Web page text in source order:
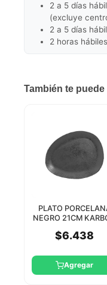
2 a 5 días
(excluye
2 a 5 días
2 horas
También te
PLATO
NEGRO 21CM
$6.438
Agregar